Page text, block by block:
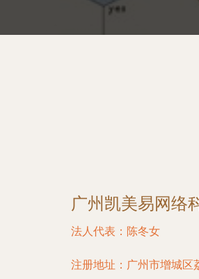
广州凯美易网络
法人代表： 陈冬女
注册地址： 广州市增城区